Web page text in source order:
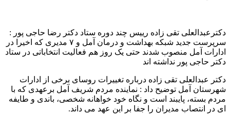
دکترعبدالعلی تقی زاده رییس چند دوره ستاد دکتر رضا حاجی پور :
سرپرست جدید شبکه بهداشت و درمان آمل و ۷ مدیری که اخیرا در
ادارات آمل منصوب شدند حتی یک روز هم فعالیت انتخاباتی در ستاد
دکتر حاجی پور نداشته اند
دکتر عبدالعلی تقی زاده درباره تغییرات روسای برخی از ادارات
شهرستان آمل توضیح داد : نماینده مردم شریف آمل برعهدی که با
مردم بسته، پایبند است و نگاه خود خواهانه شخصی، باندی و طایفه
ای در انتصاب مدیران را جفا بر این عهد می داند.